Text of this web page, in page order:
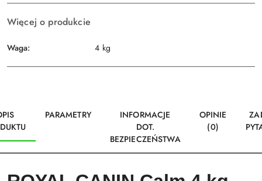
Więcej o produkcie
Waga: 4 kg
PARAMETRY
INFORMACJE
DOT.
BEZPIECZEŃSTWA
OPINIE
(0)